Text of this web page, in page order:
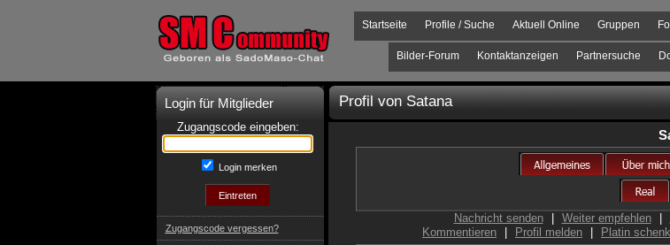
Gruppen
Aktuell Online
Profile / Suche
Startseite
Partnersuche
Kontaktanzeigen
Bilder-Forum
Login für Mitglieder
Zugangscode eingeben:
Login merken
Zugangscode vergessen?
Profil vonSatana
Nachricht senden Weiter empfehlen
Kommentieren
Profil melden Platin